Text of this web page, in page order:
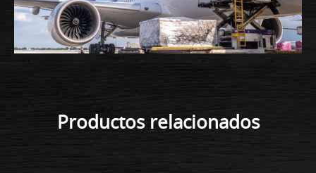
Productos relacionados